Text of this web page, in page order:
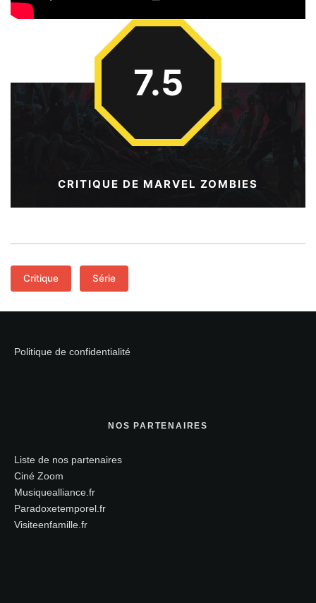
CRITIQUE DE MARVEL ZOMBIES
7.5
Critique Série
Politique de confidentialité
NOS PARTENAIRES
Liste de nos partenaires
Ciné Zoom
Musiquealliance.fr
Paradoxetemporel.fr
Visiteenfamille.fr